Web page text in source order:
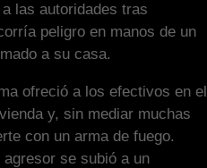
las autoridades tras
peligro en manos de un
a su casa.
ofreció a los efectivos en el
y, sin mediar muchas
con un arma de fuego.
se subió a un